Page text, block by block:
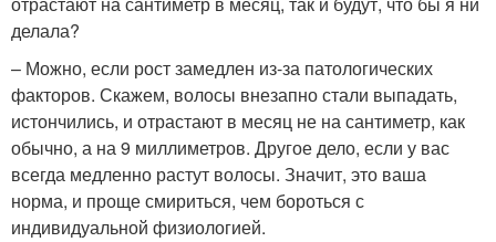
делала?
– Можно, если рост замедлен из-за патологических
факторов. Скажем, волосы внезапно стали выпадать,
истончились, и отрастают в месяц не на сантиметр, как
обычно, а на 9 миллиметров. Другое дело, если у вас
всегда медленно растут волосы. Значит, это ваша
норма, и проще смириться, чем бороться с
индивидуальной физиологией.